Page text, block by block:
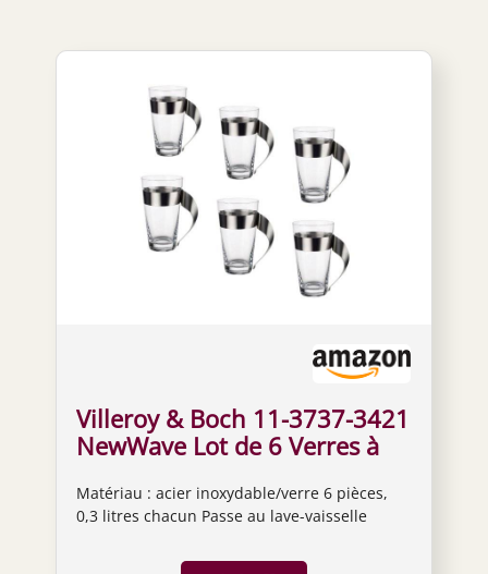
Villeroy & Boch 11-3737-3421
NewWave Lot de 6 Verres à
Matériau : acier inoxydable/verre 6 pièces,
0,3 litres chacun Passe au lave-vaisselle